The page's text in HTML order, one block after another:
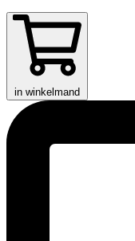
in winkelmand